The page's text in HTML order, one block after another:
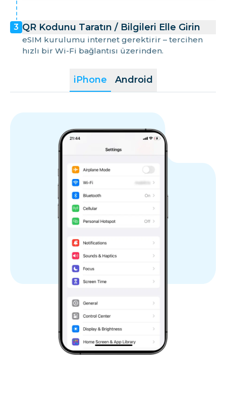
iPhone Android
3 QR Kodunu Taratın / Bilgileri Elle Girin
eSIM kurulumu internet gerektirir – tercihen
hızlı bir Wi-Fi bağlantısı üzerinden.